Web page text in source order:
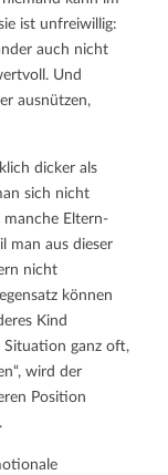
ist unfreiwillig:
auch nicht
Und
ausnützen,
dicker als
sich nicht
manche Eltern-
man aus dieser
nicht
können
Kind
Situation ganz oft,
wird der
Position